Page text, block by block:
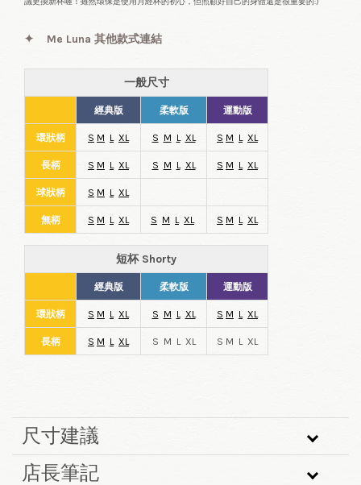
✦ Me Luna 其他款式連結
一般尺寸
經典版 柔軟版 運動版
環狀柄 S M L XL S M L XL S M L XL
長柄 S M L XL S M L XL S M L XL
球狀柄 S M L XL
無柄 S M L XL S M L XL S M L XL
短杯 Shorty
經典版 柔軟版 運動版
環狀柄 S M L XL S M L XL S M L XL
長柄 S M L XL S M L XL S M L XL
尺寸建議
店長筆記